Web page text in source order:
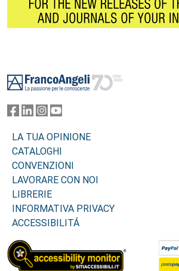
LA TUA OPINIONE
CATALOGHI
CONVENZIONI
LAVORARE CON NOI
LIBRERIE
INFORMATIVA PRIVACY
ACCESSIBILITÁ